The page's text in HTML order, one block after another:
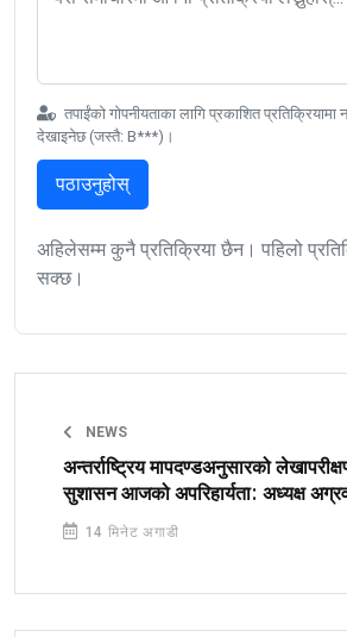
तपाईंको गोपनीयताका लागि प्रकाशित प्रतिक्रियामा
देखाइनेछ (जस्तै: B***)।
पठाउनुहोस्
अहिलेसम्म कुनै प्रतिक्रिया छैन। पहिलो
सक्छ।
NEWS
अन्तर्राष्ट्रिय मापदण्डअनुसारको
सुशासन आजको अपरिहार्यता: अध्यक्ष
14 मिनेट अगाडी